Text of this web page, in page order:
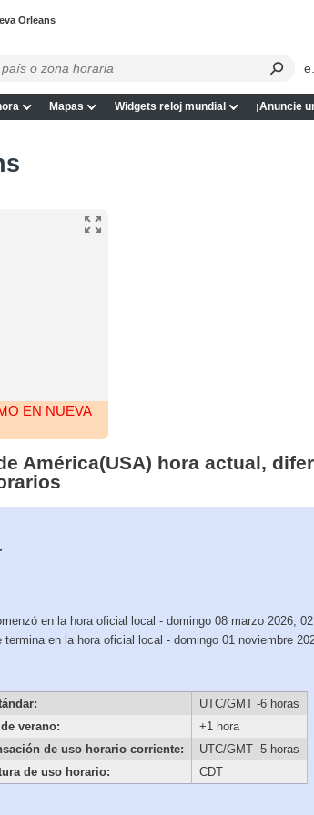
Orleans
Mapas Widgets reloj mundial ¡Anuncie
EN NUEVA
América(USA) hora actual,
en la hora oficial local - domingo 08 marzo 2026,
termina en la hora oficial local - domingo 01 noviembre
UTC/GMT -6 horas
verano:
+1 hora
de uso horario corriente:
UTC/GMT -5 horas
de uso horario:
CDT